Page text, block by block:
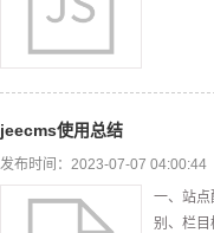
jeecms使用总结
发布时间：2023-07-07 04:00:44
一、站点
别、栏目